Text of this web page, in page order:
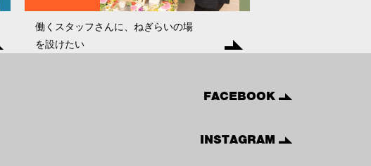
働くスタッフさんに、ねぎらいの場
を設けたい
FACEBOOK
INSTAGRAM